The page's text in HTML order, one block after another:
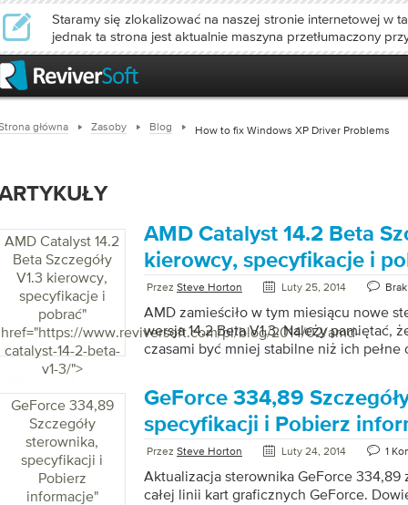
Staramy się zlokalizować na naszej stronie internetowej w
jednak ta strona jest aktualnie maszyna przetłumaczony
główna Zasoby Blog How to fix Windows XP Driver Problems
AMD Catalyst 14.2
Beta Szczegóły
V1.3 kierowcy,
specyfikacje i
pobrać"
href="https://www.reviversoft.com/pl/blog/2014/02/amd-
catalyst-14-2-beta-
v1-3/">
AMD Catalyst 14.2 Beta
kierowcy, specyfikacje i
Przez Steve Horton Luty 25, 2014
AMD zamieściło w tym miesiącu nowe
wersja 14.2 Beta V1.3. Należy pamiętać,
czasami być mniej stabilne niż ich
Radeonem i innymi grafikami na
stacjonarnych. Jeśli tak, będziesz
Radeon R9 290X jest ostatnim
dostrzega wzrost wydajności tej
szczegóły na temat tego, co zapewnia
GeForce 334,89
Szczegóły
sterownika,
specyfikacji i
Pobierz
informacje"
GeForce 334,89
specyfikacji i Pobierz
Przez Steve Horton Luty 24, 2014 1
Aktualizacja sterownika GeForce 334,89
całej linii kart graficznych GeForce.